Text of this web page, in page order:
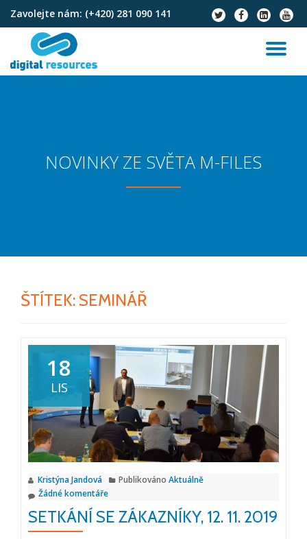
Přeskočit
obsah
Zavolejte nám: (+420) 281 090 141
fa-
twitter
fa-
facebook
fa-
linkedin-
square
fa-
NOVINKY ZE SVĚTA M-FILES
ŠTÍTEK: SEMINÁŘ
18
LIS
Kristýna Jandová Publikováno Aktuálně
Žádné komentáře
SETKÁNÍ SE ZÁKAZNÍKY, 12. 11. 2019